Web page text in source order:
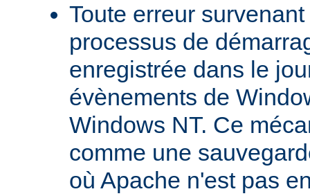
Toute erreur
processus de
enregistrée dans le
évènements de
Windows NT. Ce
comme une
où Apache n'est pas